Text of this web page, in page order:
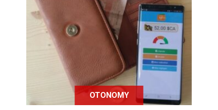
OTONOMY
OTO, le portefeuille numérique pour
les personnes ayant des difficultés
de calcul.